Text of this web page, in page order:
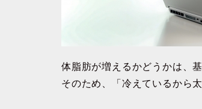
体脂肪が増えるかどうかは、
そのため、「冷えているから